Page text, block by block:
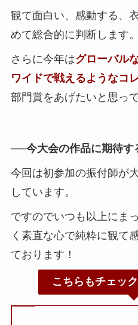
観て面白い、感動する、
めて総合的に判断します。
さらに今年はグローバル
ワイドで戦えるようなコ
部門賞をあげたいと思っ
──今大会の作品に期待す
今回は初参加の振付師が
しています。
ですのでいつも以上にま
く素直な心で純粋に観て
ております！
こちらもチェック